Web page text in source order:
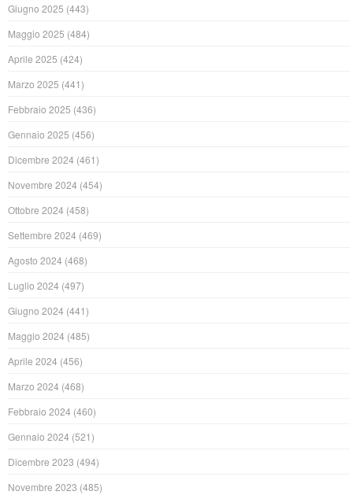
Giugno 2025 (443)
Maggio 2025 (484)
Aprile 2025 (424)
Marzo 2025 (441)
Febbraio 2025 (436)
Gennaio 2025 (456)
Dicembre 2024 (461)
Novembre 2024 (454)
Ottobre 2024 (458)
Settembre 2024 (469)
Agosto 2024 (468)
Luglio 2024 (497)
Giugno 2024 (441)
Maggio 2024 (485)
Aprile 2024 (456)
Marzo 2024 (468)
Febbraio 2024 (460)
Gennaio 2024 (521)
Dicembre 2023 (494)
Novembre 2023 (485)